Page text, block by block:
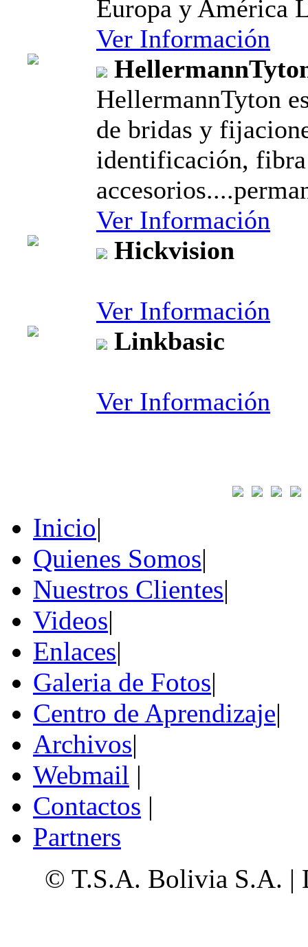
Europa y América
Ver Información
HellermannTyton
de bridas y
identificación,
Ver Información
Hickvision
Ver Información
Linkbasic
Ver Información
Inicio|
Quienes Somos|
Nuestros Clientes|
Videos|
Enlaces|
Galeria de Fotos|
Centro de Aprendizaje|
Archivos|
Webmail |
Contactos |
Partners
© T.S.A. Bolivia S.A. |